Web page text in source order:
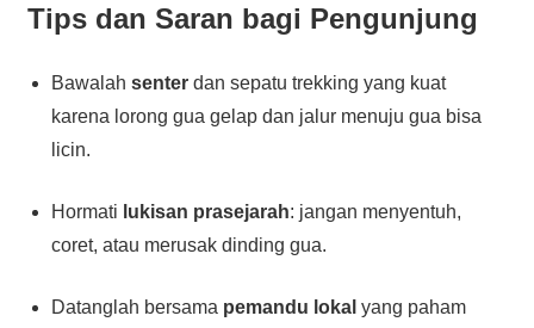
Tips dan Saran bagi Pengunjung
Bawalah senterdan sepatu trekking yang kuat
karena lorong gua gelap dan jalur menuju gua bisa
licin.
Hormati lukisan prasejarah: jangan menyentuh,
coret, atau merusak dinding gua.
Datanglah bersama pemandu lokal yang paham